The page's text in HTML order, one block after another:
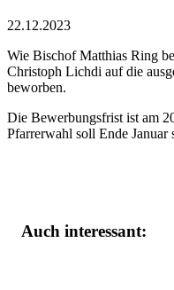
22.12.2023
Wie Bischof Matthias Ring
Christoph Lichdi auf die
beworben.
Die Bewerbungsfrist ist am
Pfarrerwahl soll Ende Januar
Auch interessant: